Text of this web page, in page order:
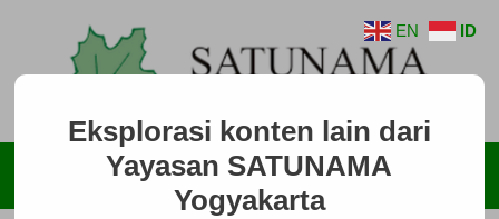
Menu
EN ID
Eksplorasi konten lain dari
Yayasan SATUNAMA
Yogyakarta